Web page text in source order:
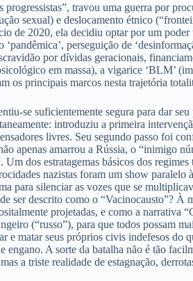
travou uma guerra por
sexual) e deslocamento étnico
de 2020, ela decidiu optar por um
perseguição de
por dívidas geracionais,
em massa), a vigarice ‘BLM’
os principais marcos nesta trajetória
se suficientemente segura para dar
introduziu a primeira
livres. Seu segundo passo foi
amarrou a Rússia, o “inimigo
dos estratagemas básicos dos
nazistas foram um show paralelo
para silenciar as vozes que se
ser descrito como o “Vacinocausto”?
projetadas, e como a narrativa
(“russo”), para que todos possam
e matar seus próprios civis indefesos
A sorte da batalha não é tão
a triste realidade de estagnação,